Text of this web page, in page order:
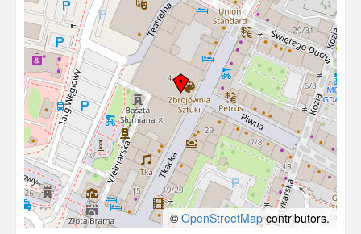
© OpenStreetMapcontributors.